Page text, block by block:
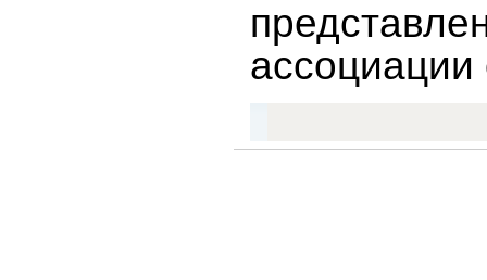
ассоциации